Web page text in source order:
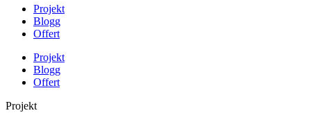
Projekt
Blogg
Offert
Projekt
Blogg
Offert
Projekt